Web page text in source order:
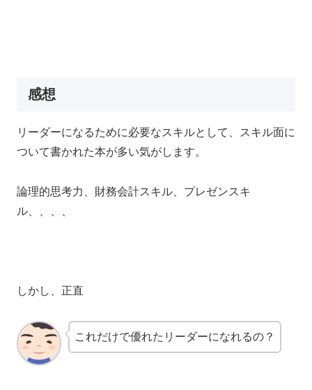
感想
リーダーになるために必要なスキルとして、スキル面に
ついて書かれた本が多い気がします。
論理的思考力、財務会計スキル、プレゼンスキ
ル、、、、
しかし、正直
これだけで優れたリーダーになれるの？